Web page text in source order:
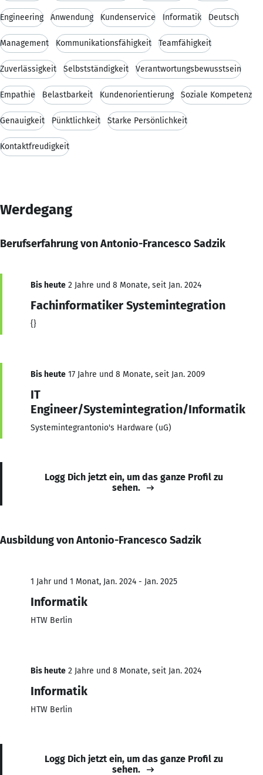
Engineering Anwendung Kundenservice Informatik Deutsch
Management Kommunikationsfähigkeit Teamfähigkeit
Zuverlässigkeit Selbstständigkeit Verantwortungsbewusstsein
Empathie Belastbarkeit Kundenorientierung Soziale Kompetenz
Genauigkeit Pünktlichkeit Starke Persönlichkeit
Kontaktfreudigkeit
Werdegang
Berufserfahrung von Antonio-Francesco Sadzik
Bis heute 2 Jahre und 8 Monate, seit Jan. 2024
Fachinformatiker Systemintegration
{}
Bis heute 17 Jahre und 8 Monate, seit Jan. 2009
IT
Engineer/Systemintegration/Informatik
Systemintegrantonio's Hardware (uG)
Logg Dich jetzt ein, um das ganze Profil zu
sehen.
Ausbildung von Antonio-Francesco Sadzik
1 Jahr und 1 Monat, Jan. 2024 - Jan. 2025
Informatik
HTW Berlin
Bis heute 2 Jahre und 8 Monate, seit Jan. 2024
Informatik
HTW Berlin
Logg Dich jetzt ein, um das ganze Profil zu
sehen.